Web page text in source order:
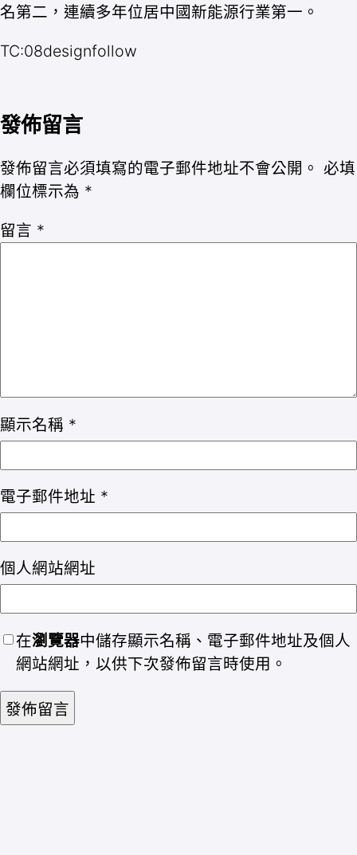
名第二，連續多年位居中國新能源行業第一。
TC:08designfollow
發佈留言
發佈留言必須填寫的電子郵件地址不會公開。 必填
欄位標示為 *
留言 *
顯示名稱 *
電子郵件地址 *
個人網站網址
在瀏覽器中儲存顯示名稱、電子郵件地址及個人
網站網址，以供下次發佈留言時使用。